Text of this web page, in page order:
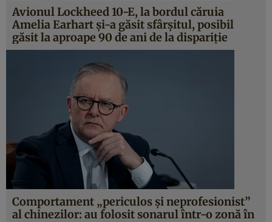
Avionul Lockheed 10-E, la bordul căruia
Amelia Earhart și-a găsit sfârșitul, posibil
găsit la aproape 90 de ani de la dispariție
Comportament „periculos și neprofesionist”
al chinezilor: au folosit sonarul într-o zonă în